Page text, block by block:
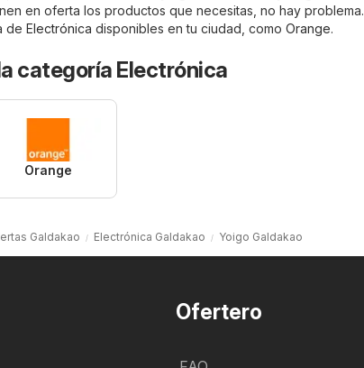
en oferta los productos que necesitas, no hay
de Electrónica disponibles en tu ciudad, como Orange.
categoría Electrónica
Orange
Galdakao Electrónica Galdakao Yoigo Galdakao
Ofertero